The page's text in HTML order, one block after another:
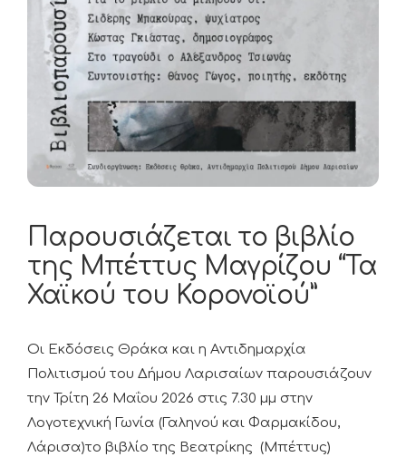
Παρουσιάζεται το βιβλίο
της Μπέττυς Μαγρίζου “Τα
Χαϊκού του Κορονοϊού”
Οι Εκδόσεις Θράκα και η Αντιδημαρχία
Πολιτισμού του Δήμου Λαρισαίων παρουσιάζουν
την Τρίτη 26 Μαΐου 2026 στις 7.30 μμ στην
Λογοτεχνική Γωνία (Γαληνού και Φαρμακίδου,
Λάρισα)το βιβλίο της Βεατρίκης (Μπέττυς)